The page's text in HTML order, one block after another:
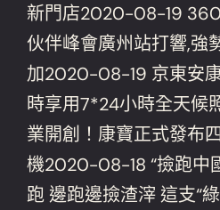
新門店2020-08-19
伙伴峰會廣州站打響,強
加2020-08-19 京東安
時享用7*24小時全天
業開創！康寶正式發布
機2020-08-18 “撿跑中
跑 邊跑邊撿渣滓 這支“